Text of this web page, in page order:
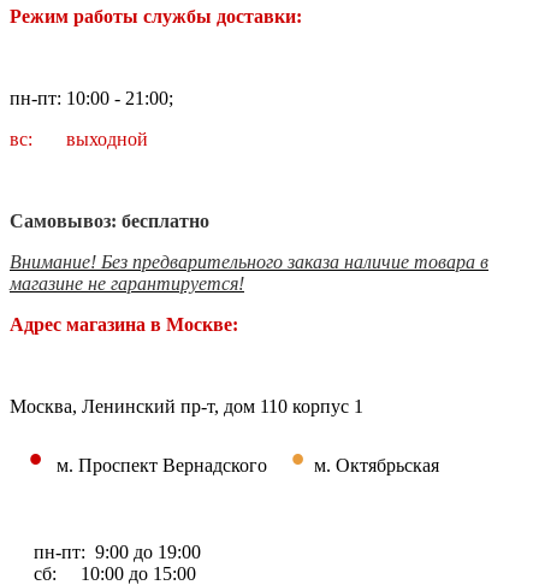
Режим работы службы доставки:
пн-пт: 10:00 - 21:00;
вс: выходной
Самовывоз: бесплатно
Внимание! Без предварительного заказа наличие товара в
магазине не гарантируется!
Адрес магазина в Москве:
Москва, Ленинский пр-т, дом 110 корпус 1
• м. Проспект Вернадского • м. Октябрьская
пн-пт: 9:00 до 19:00
сб: 10:00 до 15:00